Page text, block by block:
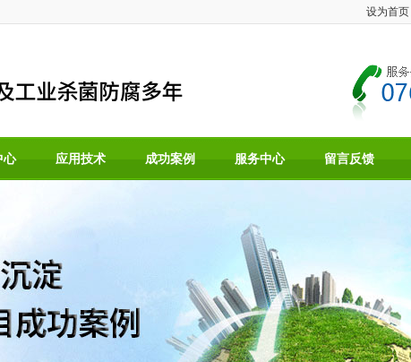
设为首页
心 应用技术 成功案例 服务中心 留言反馈